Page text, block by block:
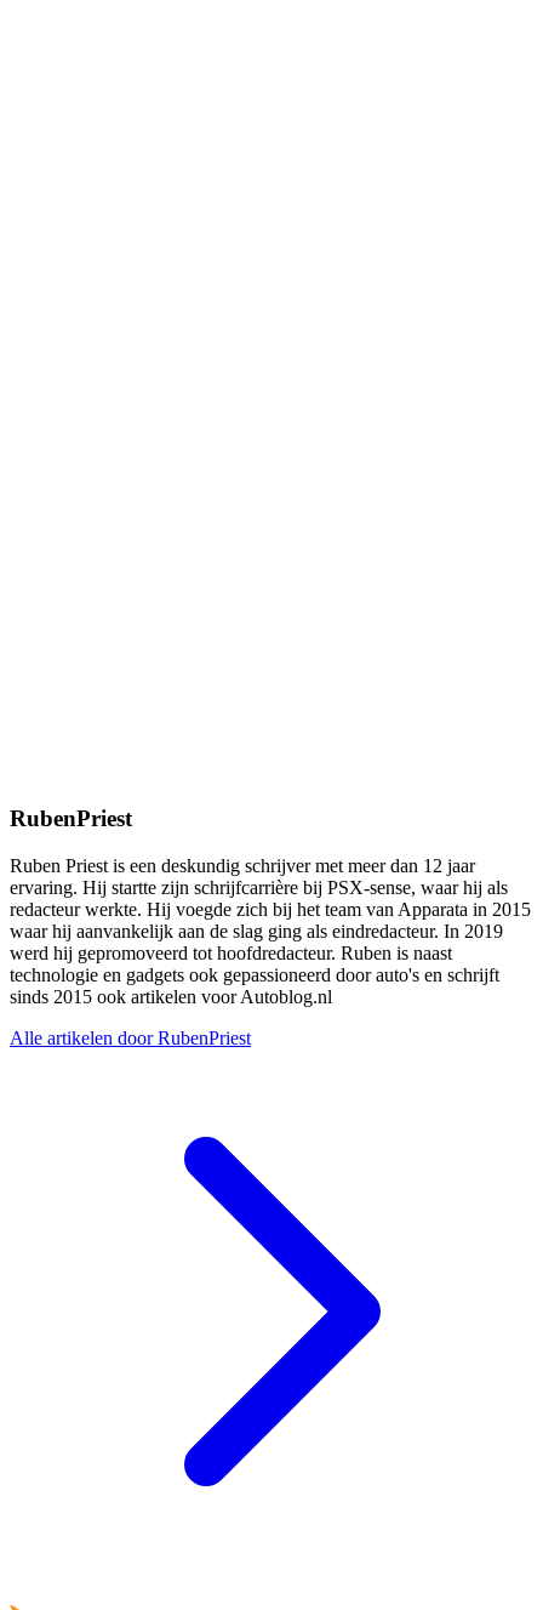
RubenPriest
Ruben Priest is een deskundig schrijver met meer dan 12 jaar
ervaring. Hij startte zijn schrijfcarrière bij PSX-sense, waar hij als
redacteur werkte. Hij voegde zich bij het team van Apparata in 2015
waar hij aanvankelijk aan de slag ging als eindredacteur. In 2019
werd hij gepromoveerd tot hoofdredacteur. Ruben is naast
technologie en gadgets ook gepassioneerd door auto's en schrijft
sinds 2015 ook artikelen voor Autoblog.nl
Alle artikelen door RubenPriest